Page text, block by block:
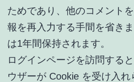
ためであり、他のコメント
報を再入力する手間を省き
は1年間保持されます。
ログインページを訪問する
ウザーが Cookie を受け入